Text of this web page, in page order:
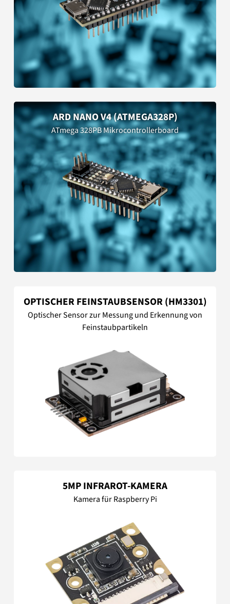
ARD NANO V4 (ATMEGA328P)
ATmega 328PB Mikrocontrollerboard
OPTISCHER FEINSTAUBSENSOR (HM3301)
Optischer Sensor zur Messung und Erkennung von
Feinstaubpartikeln
5MP INFRAROT-KAMERA
Kamera für Raspberry Pi